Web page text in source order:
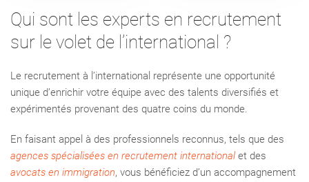
Qui sont les experts en recrutement
sur le volet de l’international ?
Le recrutement à l’international représente une opportunité
unique d’enrichir votre équipe avec des talents diversifiés et
expérimentés provenant des quatre coins du monde.
En faisant appel à des professionnels reconnus, tels que des
agences spécialisées en recrutement internationalet des
avocats en immigration, vous bénéficiez d’un accompagnement